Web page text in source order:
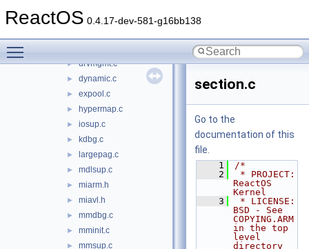
ReactOS 0.4.17-dev-581-g16bb138
► arm
► drvmgmt.c
► dynamic.c
► expool.c
► hypermap.c
► iosup.c
► kdbg.c
► largepag.c
► mdlsup.c
► miarm.h
► miavl.h
► mmdbg.c
► mminit.c
► mmsup.c
section.c
Go to the
documentation of this
file.
    1
/*
    2
* PROJECT:
ReactOS
Kernel
    3
* LICENSE:
BSD - See
COPYING.ARM
in the top
level
directory